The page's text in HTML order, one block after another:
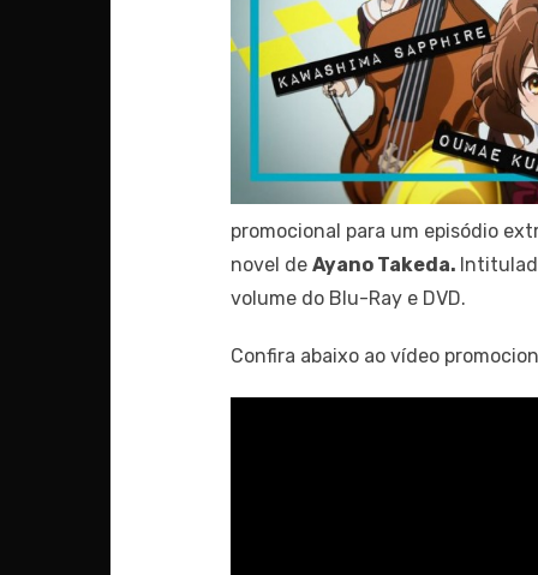
promocional para um episódio
novel de Ayano Takeda.
volume do Blu-Ray e DVD.
Confira abaixo ao vídeo